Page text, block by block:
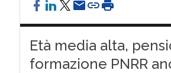
Età media alta,
formazione PNRR